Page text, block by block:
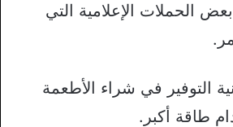
الحملات الإعلامية التي
التوفير في شراء الأطعمة
طاقة أكبر.